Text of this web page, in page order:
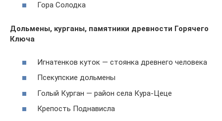
Гора Солодка
Дольмены, курганы, памятники древности Горячего
Ключа
Игнатенков куток — стоянка древнего человека
Псекупские дольмены
Голый Курган — район села Кура-Цеце
Крепость Поднависла